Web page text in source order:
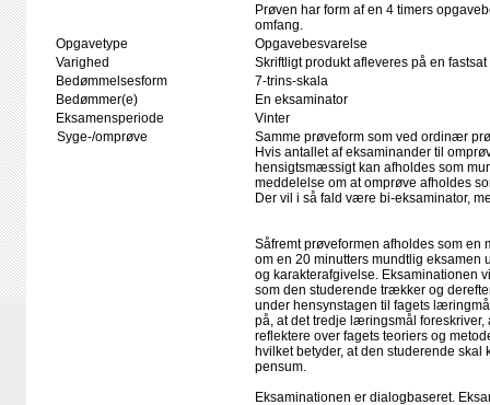
Prøven har form af en 4 timers
omfang.
Opgavetype
Opgavebesvarelse
Varighed
Skriftligt produkt afleveres på en
Bedømmelsesform
7-trins-skala
Bedømmer(e)
En eksaminator
Eksamensperiode
Vinter
Syge-/omprøve
Samme prøveform som ved ordinær
Hvis antallet af eksaminander til
hensigtsmæssigt kan afholdes som
meddelelse om at omprøve afholdes
Der vil i så fald være bi-eksaminator,
Såfremt prøveformen afholdes som
om en 20 minutters mundtlig eksamen
og karakterafgivelse. Eksaminationen
som den studerende trækker og
under hensynstagen til fagets
på, at det tredje læringsmål
reflektere over fagets teoriers og
hvilket betyder, at den studerende skal
pensum.
Eksaminationen er dialogbaseret.